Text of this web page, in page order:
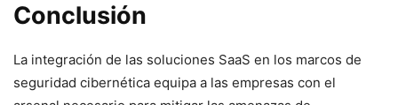
Conclusión
La integración de las soluciones SaaS en los marcos de⁤
seguridad cibernética ​equipa a las empresas con el